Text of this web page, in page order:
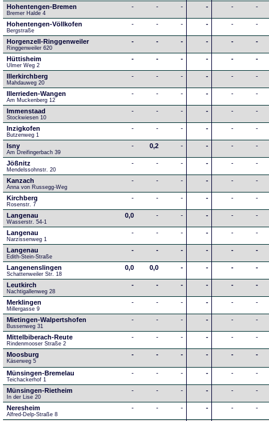
Hohentengen-Bremen
Bremer Halde 4
- - - - - -
Hohentengen-Völlkofen
Bergstraße
- - - - - -
Horgenzell-Ringgenweiler
Ringgenweiler 620
- - - - - -
Hüttisheim
Ulmer Weg 2
- - - - - -
Illerkirchberg
Mahdauweg 20
- - - - - -
Illerrieden-Wangen
Am Muckenberg 12
- - - - - -
Immenstaad
Stockwiesen 10
- - - - - -
Inzigkofen
Butzenweg 1
- - - - - -
Isny
Am Dreifingerbach 39
- 0,2 - - - -
Jößnitz
Mendelssohnstr. 20
- - - - - -
Kanzach
Anna von Russegg-Weg
- - - - - -
Kirchberg
Rosenstr. 7
- - - - - -
Langenau
Wasserstr. 54-1
0,0 - - - - -
Langenau
Narzissenweg 1
- - - - - -
Langenau
Edith-Stein-Straße
- - - - - -
Langenenslingen
Schattenweiler Str. 18
0,0 0,0 - - - -
Leutkirch
Nachtigallenweg 28
- - - - - -
Merklingen
Millergasse 9
- - - - - -
Mietingen-Walpertshofen
Bussenweg 31
- - - - - -
Mittelbiberach-Reute
Rindenmooser Straße 2
- - - - - -
Moosburg
Käserweg 5
- - - - - -
Münsingen-Bremelau
Teichackerhof 1
- - - - - -
Münsingen-Rietheim
In der Lise 20
- - - - - -
Neresheim
Alfred-Delp-Straße 8
- - - - - -